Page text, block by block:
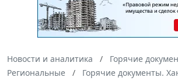
Новости и аналитика
Горячие
Региональные
Горячие документы.